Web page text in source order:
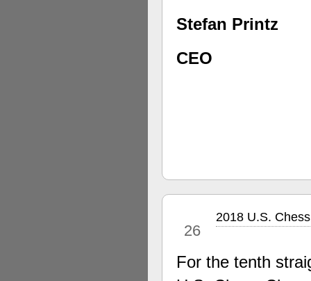
Stefan Printz
CEO
26
2018 U.S.
For the tenth